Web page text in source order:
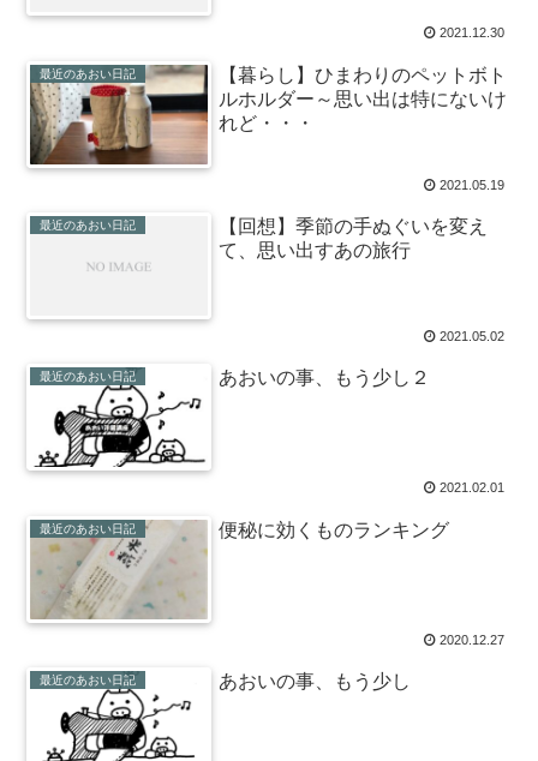
2021.12.30
最近のあおい日記
【暮らし】ひまわりのペットボト
ルホルダー～思い出は特にないけ
れど・・・
2021.05.19
最近のあおい日記
【回想】季節の手ぬぐいを変え
て、思い出すあの旅行
2021.05.02
最近のあおい日記 あおいの事、もう少し２
2021.02.01
最近のあおい日記 便秘に効くものランキング
2020.12.27
最近のあおい日記 あおいの事、もう少し